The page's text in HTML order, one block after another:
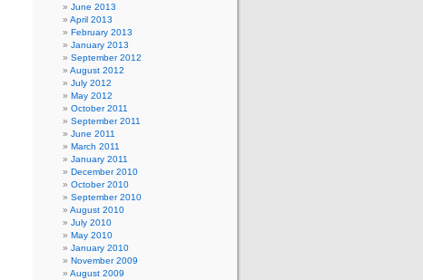
June 2013
April 2013
February 2013
January 2013
September 2012
August 2012
July 2012
May 2012
October 2011
September 2011
June 2011
March 2011
January 2011
December 2010
October 2010
September 2010
August 2010
July 2010
May 2010
January 2010
November 2009
August 2009